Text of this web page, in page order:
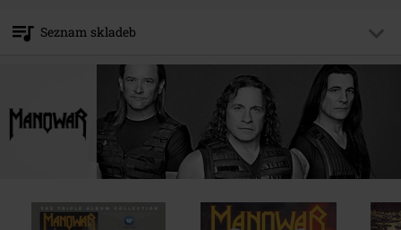
bestOf
11/15/01
Alter Wandrahm 14
20457 Hamburg
Seznam skladeb
1.
Fighting The World (LP Version)
2. Kings Of Metal (LP Version)
The Demon's Whip (LP Version)
Defender (LP Version)